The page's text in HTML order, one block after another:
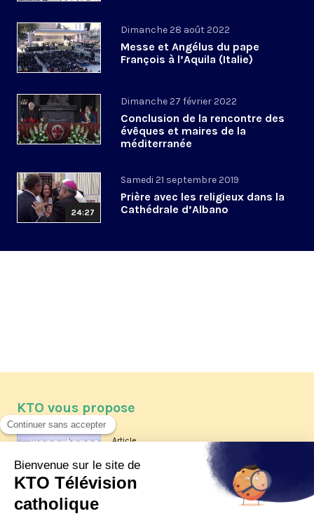
Dimanche 28 août 2022
Messe et Angélus du pape
François à l’Aquila (Italie)
Dimanche 27 février 2022
Conclusion de la rencontre des
évêques et maires de la
méditerranée
24:27
Samedi 21 septembre 2019
Prière avec les religieux dans la
Cathédrale d’Albano
KTO vous propose
Article
Les reportages d'été 2026 de KTO